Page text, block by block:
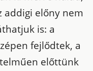
előny nem
is: a
fejlődtek, a
előttünk